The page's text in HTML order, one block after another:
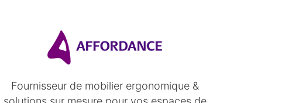
Fournisseur de mobilier ergonomique &